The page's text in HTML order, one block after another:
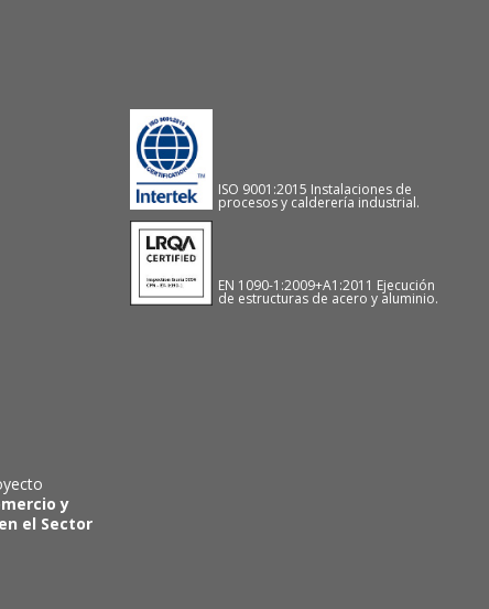
ISO 9001:2015 Instalaciones de
procesos y calderería industrial.
EN 1090-1:2009+A1:2011 Ejecución
de estructuras de acero y aluminio.
y
el Sector